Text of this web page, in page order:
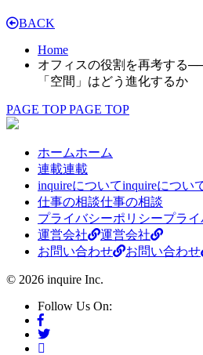
BACK
Home
オフィスの役割を再考する
「空間」はどう進化するか
PAGE TOP PAGE TOP
ホームホーム
連載連載
inquireについてinquireについ
仕事の相談仕事の相談
プライバシーポリシープラ
運営会社
運営会社
お問い合わせ
お問い合わせ
© 2026 inquire Inc.
Follow Us On: